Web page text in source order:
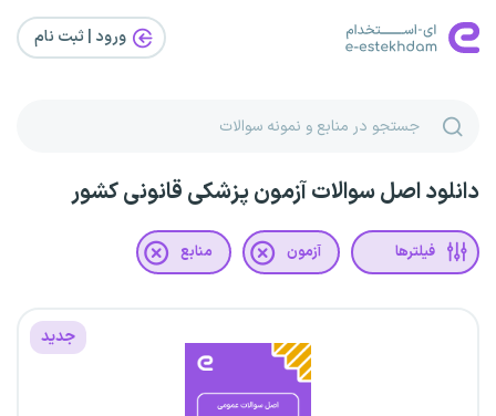
ورود | ثبت‌ نام
دانلود اصل سوالات آزمون پزشکی قانونی کشور
فیلترها آزمون منابع
جدید